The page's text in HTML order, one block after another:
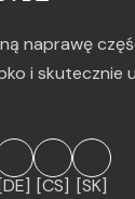
naprawę
i skutecznie
[DE] [CS] [SK]